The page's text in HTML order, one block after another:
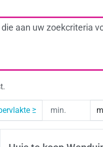
aan uw zoekcriteria
≥